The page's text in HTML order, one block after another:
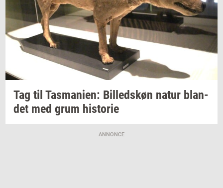
Tag til Tas­ma­ni­en: Bil­leds­køn natur blan­
det med grum hi­sto­rie
ANNONCE